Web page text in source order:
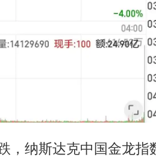
，纳斯达克中国金龙指